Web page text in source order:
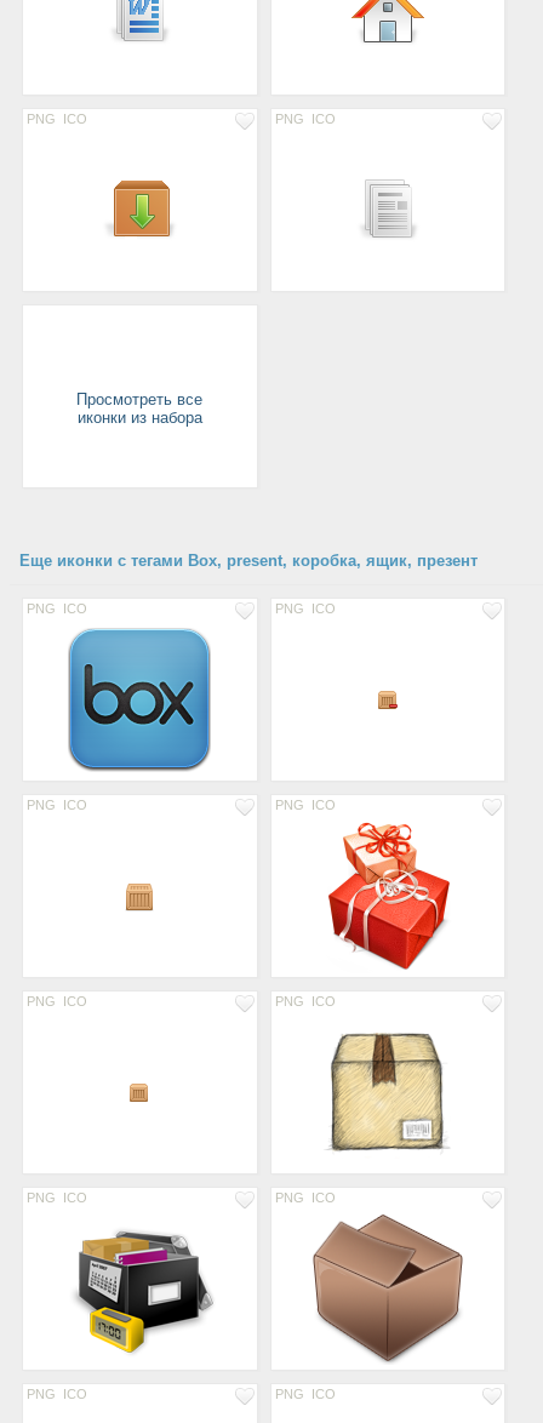
PNG ICO PNG ICO
Просмотреть все
иконки из набора
Еще иконки с тегами Box, present, коробка, ящик, презент
PNG ICO PNG ICO
PNG ICO PNG ICO
PNG ICO PNG ICO
PNG ICO PNG ICO
PNG ICO PNG ICO